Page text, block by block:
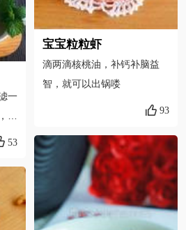
一
完
益
53
宝宝粒粒虾
滴两滴核桃油，补钙补脑益
智，就可以出锅喽
93